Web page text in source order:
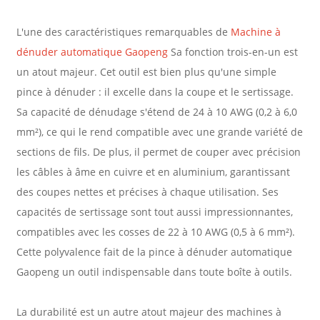
L'une des caractéristiques remarquables de Machine à
dénuder automatique GaopengSa fonction trois-en-un est
un atout majeur. Cet outil est bien plus qu'une simple
pince à dénuder : il excelle dans la coupe et le sertissage.
Sa capacité de dénudage s'étend de 24 à 10 AWG (0,2 à 6,0
mm²), ce qui le rend compatible avec une grande variété de
sections de fils. De plus, il permet de couper avec précision
les câbles à âme en cuivre et en aluminium, garantissant
des coupes nettes et précises à chaque utilisation. Ses
capacités de sertissage sont tout aussi impressionnantes,
compatibles avec les cosses de 22 à 10 AWG (0,5 à 6 mm²).
Cette polyvalence fait de la pince à dénuder automatique
Gaopeng un outil indispensable dans toute boîte à outils.
La durabilité est un autre atout majeur des machines à